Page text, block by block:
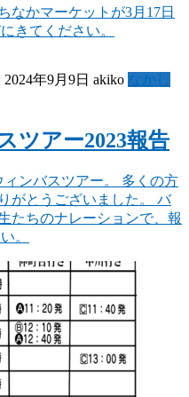
なかマーケットが3月17日
きてください。
2024年9月9日 akiko なかし
ツアー2023報告
ンバスツアー。 多くの方
がとうございました。 バ
たちのナレーションで、報
。